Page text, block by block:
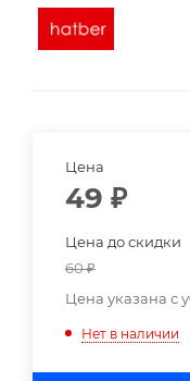
Цена
49 ₽
Цена до скидки
60₽
Цена указана с
Нет в наличии